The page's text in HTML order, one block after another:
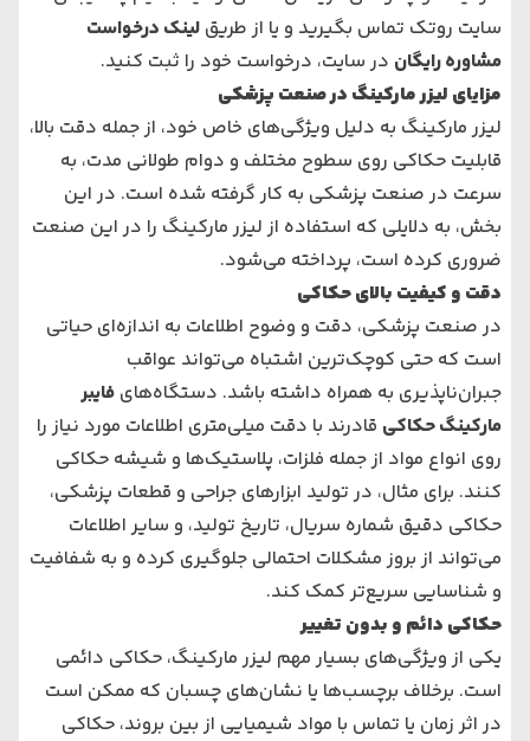
سایت روتک تماس بگیرید و یا از طریق لینک درخواست
مشاوره رایگان در سایت، درخواست خود را ثبت کنید.
مزایای لیزر مارکینگ در صنعت پزشکی
لیزر مارکینگ به دلیل ویژگی‌های خاص خود، از جمله دقت بالا،
قابلیت حکاکی روی سطوح مختلف و دوام طولانی مدت، به
سرعت در صنعت پزشکی به کار گرفته شده است. در این
بخش، به دلایلی که استفاده از لیزر مارکینگ را در این صنعت
ضروری کرده است، پرداخته می‌شود.
دقت و کیفیت بالای حکاکی
در صنعت پزشکی، دقت و وضوح اطلاعات به اندازه‌ای حیاتی
است که حتی کوچک‌ترین اشتباه می‌تواند عواقب
جبران‌ناپذیری به همراه داشته باشد. دستگاه‌های فایبر
مارکینگ حکاکی قادرند با دقت میلی‌متری اطلاعات مورد نیاز را
روی انواع مواد از جمله فلزات، پلاستیک‌ها و شیشه حکاکی
کنند. برای مثال، در تولید ابزارهای جراحی و قطعات پزشکی،
حکاکی دقیق شماره سریال، تاریخ تولید، و سایر اطلاعات
می‌تواند از بروز مشکلات احتمالی جلوگیری کرده و به شفافیت
و شناسایی سریع‌تر کمک کند.
حکاکی دائم و بدون تغییر
یکی از ویژگی‌های بسیار مهم لیزر مارکینگ، حکاکی دائمی
است. برخلاف برچسب‌ها یا نشان‌های چسبان که ممکن است
در اثر زمان یا تماس با مواد شیمیایی از بین بروند، حکاکی